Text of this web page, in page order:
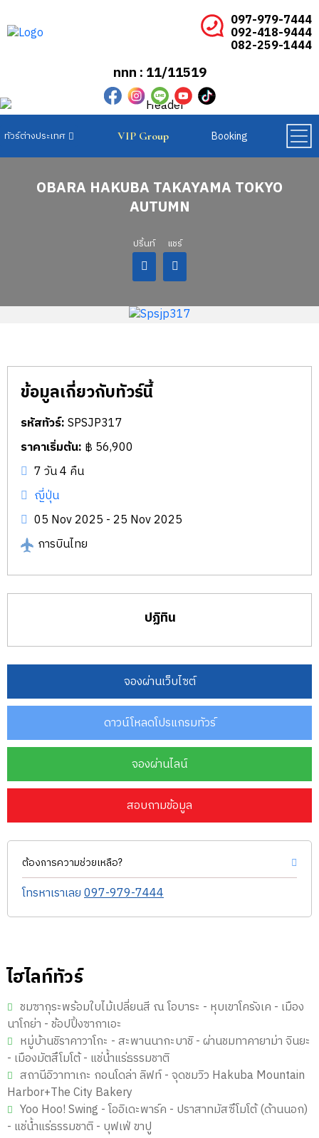
097-979-7444
092-418-9444
082-259-1444
ททท : 11/11519
VIP Group Booking
OBARA HAKUBA TAKAYAMA TOKYO
AUTUMN
ข้อมูลเกี่ยวกับทัวร์นี้
รหัสทัวร์:SPSJP317
ราคาเริ่มต้น: ฿ 56,900
7 วัน 4 คืน
ญี่ปุ่น
05 Nov 2025 - 25 Nov 2025
การบินไทย
ปฏิทิน
จองผ่านเว็บไซต์
ดาวน์โหลดโปรแกรมทัวร์
จองผ่านไลน์
สอบถามข้อมูล
ต้องการความช่วยเหลือ?
โทรหาเราเลย097-979-7444
ไฮไลท์ทัวร์
ชมซากุระพร้อมใบไม้เปลี่ยนสี ณ โอบาระ - หุบเขาโครังเค - เมือง
นาโกย่า - ช้อปปิ้งซากาเอะ
หมู่บ้านชิราคาวาโกะ - สะพานนากะบาชิ - ผ่านชมทาคายาม่า จินยะ
- เมืองมัตสึโมโต้ - แช่น้ำแร่ธรรมชาติ
สถานีอิวาทาเกะ กอนโดล่า ลิฟท์ - จุดชมวิว Hakuba Mountain
Harbor+The City Bakery
Yoo Hoo! Swing - โออิเดะพาร์ค - ปราสาทมัสซึโมโต้ (ด้านนอก)
- แช่น้ำแร่ธรรมชาติ - บุฟเฟ่ ขาปู